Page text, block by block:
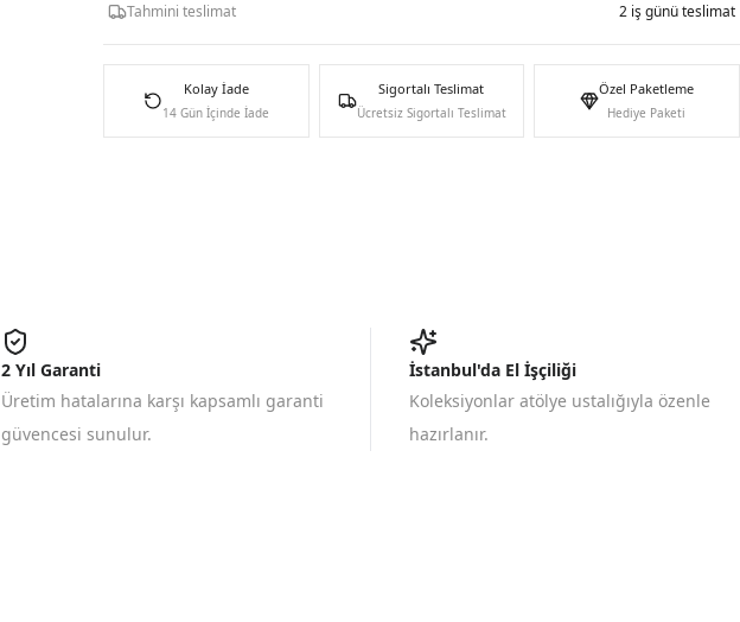
Tahmini teslimat 2 iş günü teslimat
Kolay İade
14 Gün İçinde İade
Sigortalı Teslimat
Ücretsiz Sigortalı Teslimat
Özel Paketleme
Hediye Paketi
2 Yıl Garanti
Üretim hatalarına karşı kapsamlı garanti
güvencesi sunulur.
İstanbul'da El İşçiliği
Koleksiyonlar atölye ustalığıyla özenle
hazırlanır.